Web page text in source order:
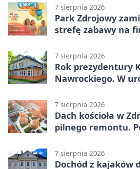
7 sierpnia 2026
Park Zdrojowy
strefę zabawy na
7 sierpnia 2026
Rok prezydentury
Nawrockiego. W
7 sierpnia 2026
Dach kościoła w
pilnego remontu.
7 sierpnia 2026
Dochód z kajaków